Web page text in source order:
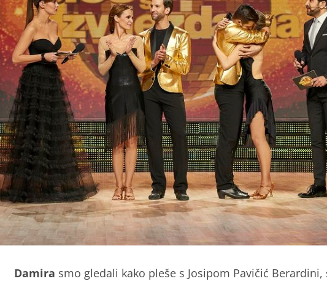
Damira smo gledali kako pleše s Josipom Pavičić Berardini,